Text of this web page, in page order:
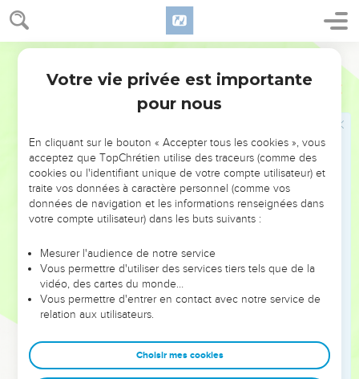
Proverbes 18
l'esprit abattu, qui le relèvera ?
Le coeur de l'homme intelligent acquiert de la science, et
l'oreille des sages cherche la science.
Le présent d'un homme lui fait faire place, et le conduit
Celui qui plaide le premier, est juste ; mais sa partie vient,
et examine le tout.
Le sort fait cesser les procès, et fait les partages entre les
puissants.
Un frère [offensé] se rend plus difficile qu'une ville forte, et
Le ventre de chacun sera rassasié du fruit de sa bouche ; il
sera rassasié du revenu de ses lèvres.
La mort et la vie sont au pouvoir de la langue, et celui qui
l'aime mangera de ses fruits.
Celui qui trouve une [digne] femme trouve le bien, et il a
obtenu une faveur de l'Eternel.
Votre vie privée est importante
pour nous
En cliquant sur le bouton « Accepter tous les cookies », vous
acceptez que TopChrétien utilise des traceurs (comme des
cookies ou l'identifiant unique de votre compte utilisateur) et
traite vos données à caractère personnel (comme vos
données de navigation et les informations renseignées dans
votre compte utilisateur) dans les buts suivants :
Mesurer l'audience de notre service
Vous permettre d'utiliser des services tiers tels que de la
vidéo, des cartes du monde…
Vous permettre d'entrer en contact avec notre service de
relation aux utilisateurs.
Choisir mes cookies